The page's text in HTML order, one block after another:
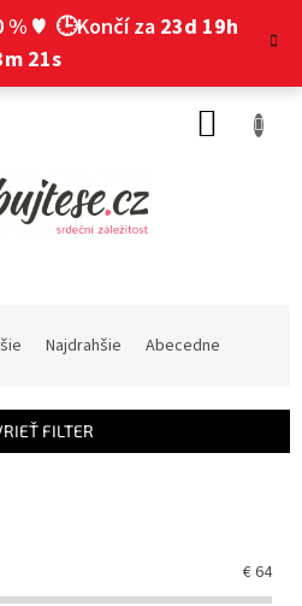
% ♥ 🕒Končí za 23d 19h
20s
Najdrahšie Abecedne
FILTER
€64